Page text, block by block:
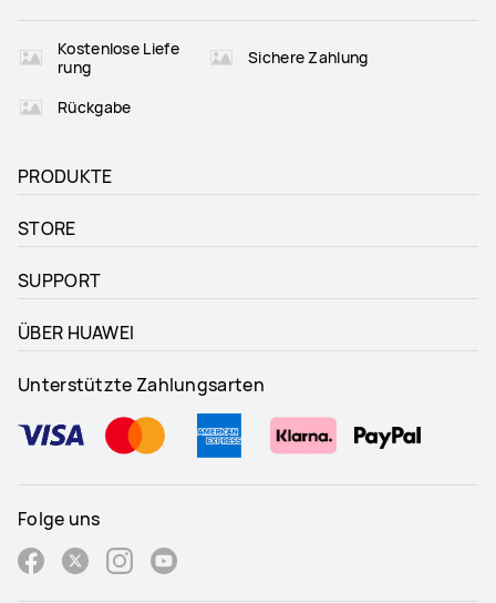
Kostenlose Liefe
rung
Sichere Zahlung
Rückgabe
PRODUKTE
STORE
SUPPORT
ÜBER HUAWEI
Unterstützte Zahlungsarten
Folge uns